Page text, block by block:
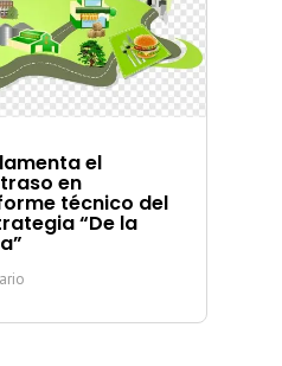
el
en
técnico del
“De la